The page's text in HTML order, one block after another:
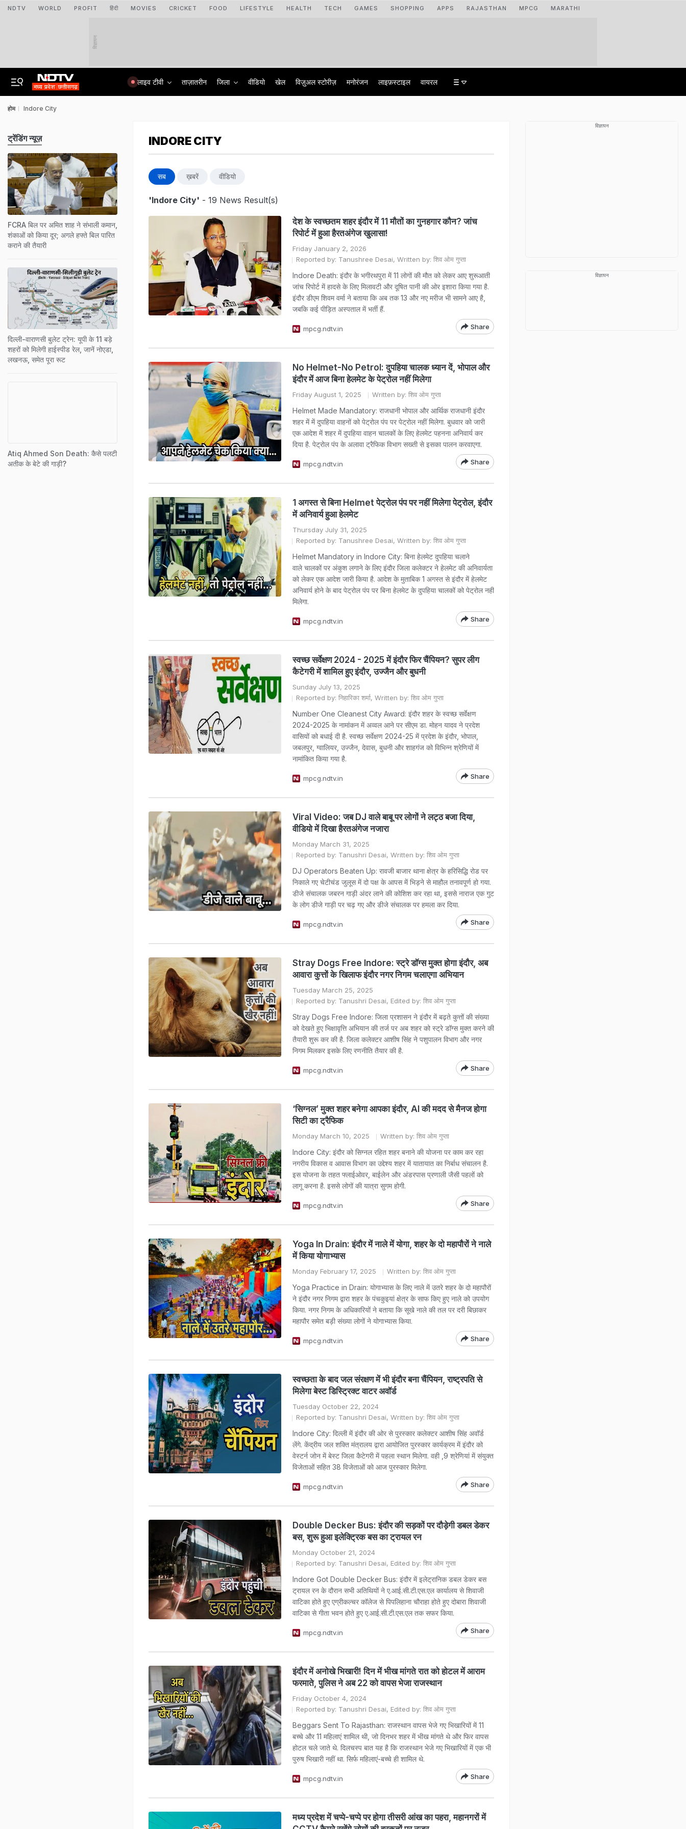
NDTV WORLD PROFIT हिंदी MOVIES CRICKET FOOD LIFESTYLE HEALTH TECH GAMES SHOPPING APPS RAJASTHAN MPCG MARATHI
विज्ञापन
लाइव टीवी ताज़ातरीन जिला वीडियो खेल विज़ुअल स्टोरीज़ मनोरंजन लाइफ़स्टाइल वायरल
होम Indore City
INDORE CITY
सब ख़बरें वीडियो
'Indore City' - 19 News Result(s)
देश के स्वच्छतम शहर इंदौर में 11 मौतों का गुनहगार कौन? जांच
रिपोर्ट में हुआ हैरतअंगेज खुलासा!
Friday January 2, 2026
Reported by: Tanushree Desai, Written by: शिव ओम गुप्ता
Indore Death: इंदौर के भगीरथपुरा में 11 लोगों की मौत को लेकर आए शुरूआती
जांच रिपोर्ट में हादसे के लिए मिलावटी और दूषित पानी की ओर इशारा किया गया है.
इंदौर डीएम शिवम वर्मा ने बताया कि अब तक 13 और नए मरीज भी सामने आए है,
जबकि कई पीड़ित अस्पताल में भर्ती हैं.
mpcg.ndtv.in Share
No Helmet-No Petrol: दुपहिया चालक ध्यान दें, भोपाल और
इंदौर में आज बिना हेलमेट के पेट्रोल नहीं मिलेगा
Friday August 1, 2025 Written by: शिव ओम गुप्ता
Helmet Made Mandatory: राजधानी भोपाल और आर्थिक राजधानी इंदौर
शहर में में दुपहिया वाहनों को पेट्रोल पंप पर पेट्रोल नहीं मिलेगा. बुधवार को जारी
एक आदेश में शहर में दुपहिया वाहन चालकों के लिए हेलमेट पहनना अनिवार्य कर
दिया है. पेट्रोल पंप के अलावा ट्रैफिक विभाग सख्ती से इसका पालन करवाएगा.
mpcg.ndtv.in Share
1 अगस्त से बिना Helmet पेट्रोल पंप पर नहीं मिलेगा पेट्रोल, इंदौर
में अनिवार्य हुआ हेलमेट
Thursday July 31, 2025
Reported by: Tanushree Desai, Written by: शिव ओम गुप्ता
Helmet Mandatory in Indore City: बिना हेलमेट दुपहिया चलाने
वाले चालकों पर अंकुश लगाने के लिए इंदौर जिला कलेक्टर ने हेलमेट की अनिवार्यता
को लेकर एक आदेश जारी किया है. आदेश के मुताबिक 1 अगस्त से इंदौर में हेलमेट
अनिवार्य होने के बाद पेट्रोल पंप पर बिना हेलमेट के दुपहिया चालकों को पेट्रोल नहीं
मिलेगा.
mpcg.ndtv.in Share
स्वच्छ सर्वेक्षण 2024 - 2025 में इंदौर फिर चैंपियन? सुपर लीग
कैटेगरी में शामिल हुए इंदौर, उज्जैन और बुधनी
Sunday July 13, 2025
Reported by: निहारिका शर्मा, Written by: शिव ओम गुप्ता
Number One Cleanest City Award: इंदौर शहर के स्वच्छ सर्वेक्षण
2024-2025 के नामांकन में अव्वल आने पर सीएम डा. मोहन यादव ने प्रदेश
वासियों को बधाई दी है. स्वच्छ सर्वेक्षण 2024-25 में प्रदेश के इंदौर, भोपाल,
जबलपुर, ग्वालियर, उज्जैन, देवास, बुधनी और शाहगंज को विभिन्न श्रेणियों में
नामांकित किया गया है.
mpcg.ndtv.in Share
Viral Video: जब DJ वाले बाबू पर लोगों ने लट्ठ बजा दिया,
वीडियो में दिखा हैरतअंगेज नजारा
Monday March 31, 2025
Reported by: Tanushri Desai, Written by: शिव ओम गुप्ता
DJ Operators Beaten Up: रावजी बाजार थाना क्षेत्र के हरिसिद्धि रोड पर
निकाले गए चेटीचंड जुलूस में दो पक्ष के आपस में भिड़ने से माहौल तनावपूर्ण हो गया.
डीजे संचालक जबरन गाड़ी अंदर लाने की कोशिश कर रहा था, इससे नाराज एक गुट
के लोग डीजे गाड़ी पर चढ़ गए और डीजे संचालक पर हमला कर दिया.
mpcg.ndtv.in Share
Stray Dogs Free Indore: स्ट्रे डॉग्स मुक्त होगा इंदौर, अब
आवारा कुत्तों के खिलाफ इंदौर नगर निगम चलाएगा अभियान
Tuesday March 25, 2025
Reported by: Tanushri Desai, Edited by: शिव ओम गुप्ता
Stray Dogs Free Indore: जिला प्रशासन ने इंदौर में बढ़ते कुत्तों की संख्या
को देखते हुए भिक्षावृत्ति अभियान की तर्ज पर अब शहर को स्ट्रे डॉग्स मुक्त करने की
तैयारी शुरू कर की है. जिला कलेक्टर आशीष सिंह ने पशुपालन विभाग और नगर
निगम मिलकर इसके लिए रणनीति तैयार की है.
mpcg.ndtv.in Share
‘सिग्नल’ मुक्त शहर बनेगा आपका इंदौर, AI की मदद से मैनज होगा
सिटी का ट्रैफिक
Monday March 10, 2025 Written by: शिव ओम गुप्ता
Indore City: इंदौर को सिग्नल रहित शहर बनाने की योजना पर काम कर रहा
नगरीय विकास व आवास विभाग का उद्देश्य शहर में यातायात का निर्बाध संचालन है.
इस योजना के तहत फ्लाईओवर, बाईलेन और अंडरपास प्रणाली जैसी पहलों को
लागू करना है. इससे लोगों की यात्रा सुगम होगी.
mpcg.ndtv.in Share
Yoga In Drain: इंदौर में नाले में योगा, शहर के दो महापौरों ने नाले
में किया योगाभ्यास
Monday February 17, 2025 Written by: शिव ओम गुप्ता
Yoga Practice in Drain: योगाभ्यास के लिए नाले में उतरे शहर के दो महापौरों
ने इंदौर नगर निगम द्वारा शहर के पंचकुइयां क्षेत्र के साफ किए हुए नाले को उपयोग
किया. नगर निगम के अधिकारियों ने बताया कि सूखे नाले की तल पर दरी बिछाकर
महापौर समेत बड़ी संख्या लोगों ने योगाभ्यास किया.
mpcg.ndtv.in Share
स्वच्छता के बाद जल संरक्षण में भी इंदौर बना चैंपियन, राष्ट्रपति से
मिलेगा बेस्ट डिस्ट्रिक्ट वाटर अवॉर्ड
Tuesday October 22, 2024
Reported by: Tanushri Desai, Written by: शिव ओम गुप्ता
Indore City: दिल्ली में इंदौर की ओर से पुरस्कार कलेक्टर आशीष सिंह अवॉर्ड
लेंगे. केंद्रीय जल शक्ति मंत्रालय द्वारा आयोजित पुरस्कार कार्यक्रम में इंदौर को
वेस्टर्न जोन में बेस्ट जिला कैटेगरी में पहला स्थान मिलेगा. वही ,9 श्रेणियां में संयुक्त
विजेताओं सहित 38 विजेताओं को आज पुरस्कार मिलेगा.
mpcg.ndtv.in Share
Double Decker Bus: इंदौर की सड़कों पर दौड़ेगी डबल डेकर
बस, शुरू हुआ इलेक्ट्रिक बस का ट्रायल रन
Monday October 21, 2024
Reported by: Tanushri Desai, Edited by: शिव ओम गुप्ता
Indore Got Double Decker Bus: इंदौर में इलेट्रानिक डबल डेकर बस
ट्रायल रन के दौरान सभी अतिथियों ने ए.आई.सी.टी.एस.एल कार्यालय से शिवाजी
वाटिका होते हुए एग्रीकल्चर कॉलेज से पिपलिहाना चौराहा होते हुए दोबारा शिवाजी
वाटिका से गीता भवन होते हुए ए.आई.सी.टी.एस.एल तक सफर किया.
mpcg.ndtv.in Share
इंदौर में अनोखे भिखारी! दिन में भीख मांगते रात को होटल में आराम
फरमाते, पुलिस ने अब 22 को वापस भेजा राजस्थान
Friday October 4, 2024
Reported by: Tanushri Desai, Edited by: शिव ओम गुप्ता
Beggars Sent To Rajasthan: राजस्थान वापस भेजे गए भिखारियों में 11
बच्चे और 11 महिलाएं शामिल थी, जो दिनभर शहर में भीख मांगते थे और फिर वापस
होटल चले जाते थे. दिलचस्प बात यह है कि राजस्थान भेजे गए भिखारियों में एक भी
पुरुष भिखारी नहीं था. सिर्फ महिलाएं-बच्चे ही शामिल थे.
mpcg.ndtv.in Share
मध्य प्रदेश में चप्पे-चप्पे पर होगा तीसरी आंख का पहरा, महानगरों में
ट्रेंडिंग न्यूज़
FCRA बिल पर अमित शाह ने संभाली कमान,
शंकाओं को किया दूर; अगले हफ्ते बिल पारित
कराने की तैयारी
दिल्ली-वाराणसी बुलेट ट्रेन: यूपी के 11 बड़े
शहरों को मिलेगी हाईस्पीड रेल, जानें नोएडा,
लखनऊ, समेत पूरा रूट
Atiq Ahmed Son Death: कैसे पलटी
अतीक के बेटे की गाड़ी?
विज्ञापन
विज्ञापन